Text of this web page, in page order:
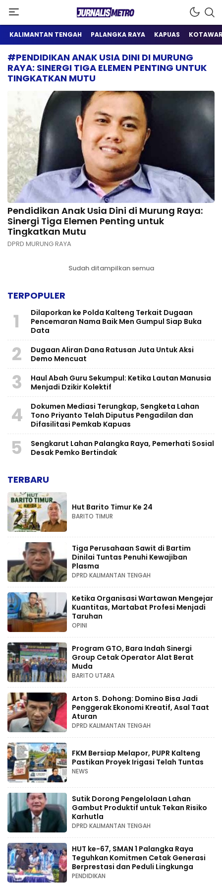
Jurnalis Metro
Satu Wadah Informasi
KALIMANTAN TENGAH PALANGKA RAYA KAPUAS
#PENDIDIKAN ANAK USIA DINI DI MURUNG
RAYA: SINERGI TIGA ELEMEN PENTING UNTUK
TINGKATKAN MUTU
Pendidikan Anak Usia Dini di Murung Raya:
Sinergi Tiga Elemen Penting untuk
Tingkatkan Mutu
DPRD MURUNG RAYA
Sudah ditampilkan semua
TERPOPULER
1
Dilaporkan ke Polda Kalteng Terkait Dugaan
Pencemaran Nama Baik Men Gumpul Siap Buka
Data
2
Dugaan Aliran Dana Ratusan Juta Untuk Aksi
Demo Mencuat
3
Haul Abah Guru Sekumpul: Ketika Lautan Manusia
Menjadi Dzikir Kolektif
4
​Dokumen Mediasi Terungkap, Sengketa Lahan
Tono Priyanto Telah Diputus Pengadilan dan
Difasilitasi Pemkab Kapuas
5
Sengkarut Lahan Palangka Raya, Pemerhati Sosial
Desak Pemko Bertindak
TERBARU
Hut Barito Timur Ke 24
BARITO TIMUR
Tiga Perusahaan Sawit di Bartim
Dinilai Tuntas Penuhi Kewajiban
Plasma
DPRD KALIMANTAN TENGAH
Ketika Organisasi Wartawan Mengejar
Kuantitas, Martabat Profesi Menjadi
Taruhan
OPINI
Program GTO, Bara Indah Sinergi
Group Cetak Operator Alat Berat
Muda
BARITO UTARA
Arton S. Dohong: Domino Bisa Jadi
Penggerak Ekonomi Kreatif, Asal Taat
Aturan
DPRD KALIMANTAN TENGAH
FKM Bersiap Melapor, PUPR Kalteng
Pastikan Proyek Irigasi Telah Tuntas
NEWS
Sutik Dorong Pengelolaan Lahan
Gambut Produktif untuk Tekan Risiko
Karhutla
DPRD KALIMANTAN TENGAH
HUT ke-67, SMAN 1 Palangka Raya
Teguhkan Komitmen Cetak Generasi
Berprestasi dan Peduli Lingkunga
PENDIDIKAN